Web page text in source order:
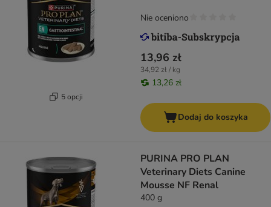
5 opcji
13,96 zł
34,92 zł / kg
13,26 zł
Nie oceniono
Dodaj do koszyka
PURINA PRO PLAN
Veterinary Diets Canine
Mousse NF Renal
400 g